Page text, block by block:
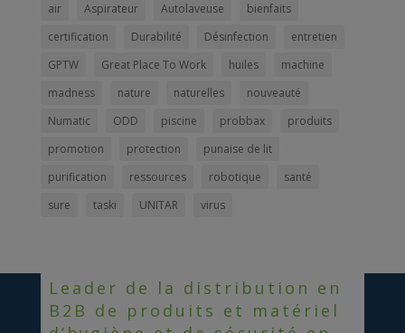
air Aspirateur Autolaveuse
bienfaits
certification
Durabilité Désinfection
entretien
GPTW
Great Place To Work huiles
machine
madness
nature naturelles
nouveauté
Numatic
ODD piscine probbax
produits
promotion
protection
punaise de lit
purification
ressources robotique
santé
sure
taski UNITAR virus
Leader de la distribution en
B2B de produits et matériel